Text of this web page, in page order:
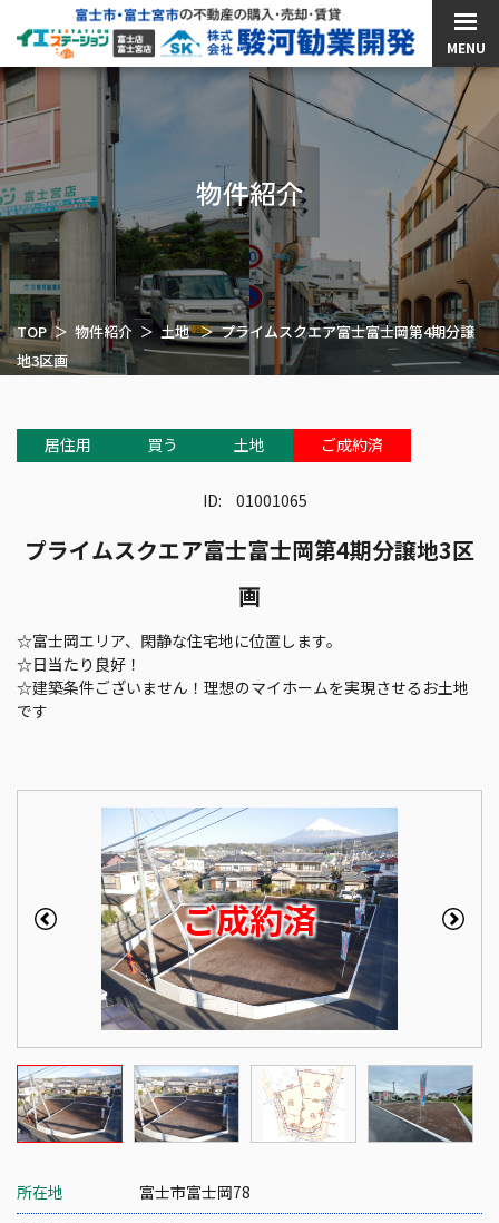
MENU
物件紹介
TOP 物件紹介 土地
プライムスクエア富士富士岡第4期分譲
地3区画
居住用 買う 土地 ご成約済
ID: 01001065
プライムスクエア富士富士岡第4期分譲地3区
画
☆富士岡エリア、閑静な住宅地に位置します。
☆日当たり良好！
☆建築条件ございません！理想のマイホームを実現させるお土地
です
ご成約済
所在地
富士市富士岡78